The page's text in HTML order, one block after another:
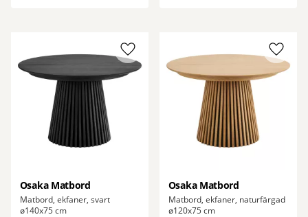
Osaka Matbord
Matbord, ekfaner, svart
ø140x75 cm
Lägg till i favoriter
Osaka Matbord
Matbord, ekfaner, naturfärgad
ø120x75 cm
Lägg